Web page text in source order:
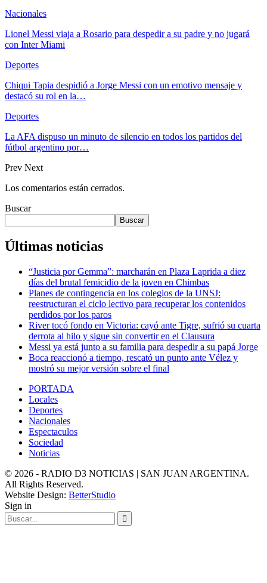
Nacionales
Lionel Messi viaja a Rosario para despedir a su padre y no jugará
con Inter Miami
Deportes
Chiqui Tapia despidió a Jorge Messi con un emotivo mensaje y
destacó su rol en la…
Deportes
La AFA dispuso un minuto de silencio en todos los partidos del
fútbol argentino por…
Prev Next
Los comentarios están cerrados.
Buscar
Buscar
Últimas noticias
“Justicia por Gemma”: marcharán en Plaza Laprida a diez
días del brutal femicidio de la joven en Chimbas
Planes de contingencia en los colegios de la UNSJ:
reestructuran el ciclo lectivo para recuperar los contenidos
perdidos por los paros
River tocó fondo en Victoria: cayó ante Tigre, sufrió su cuarta
derrota al hilo y sigue sin convertir en el Clausura
Messi ya está junto a su familia para despedir a su papá Jorge
Boca reaccionó a tiempo, rescató un punto ante Vélez y
mostró su mejor versión sobre el final
PORTADA
Locales
Deportes
Nacionales
Espectaculos
Sociedad
Noticias
© 2026 - RADIO D3 NOTICIAS | SAN JUAN ARGENTINA.
All Rights Reserved.
Website Design: BetterStudio
Sign in